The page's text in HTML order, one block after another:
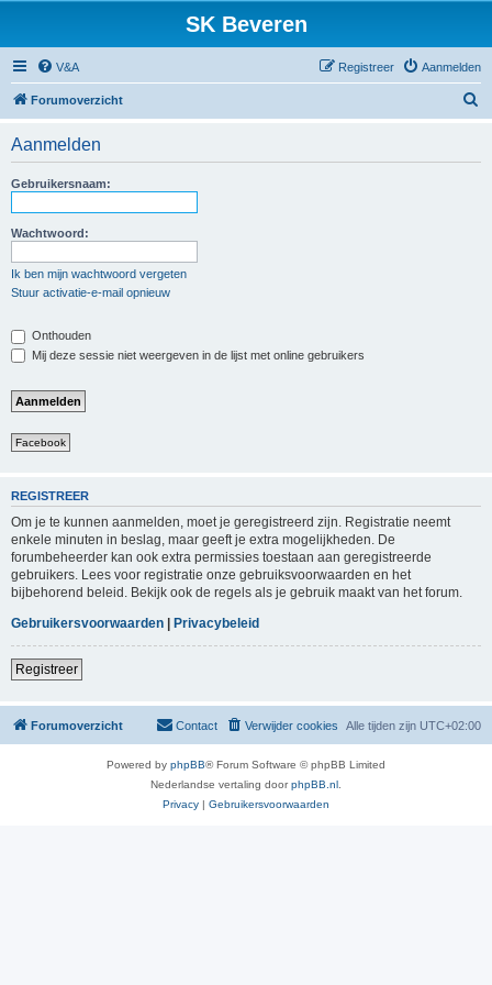
SK Beveren
V&A Aanmelden
Registreer
Forumoverzicht
Aanmelden
Gebruikersnaam:
Wachtwoord:
Ik ben mijn wachtwoord vergeten
Stuur activatie-e-mail opnieuw
Onthouden
Mij deze sessie niet weergeven in de lijst met online gebruikers
Facebook
REGISTREER
Om je te kunnen aanmelden, moet je geregistreerd zijn. Registratie neemt
enkele minuten in beslag, maar geeft je extra mogelijkheden. De
forumbeheerder kan ook extra permissies toestaan aan geregistreerde
gebruikers. Lees voor registratie onze gebruiksvoorwaarden en het
bijbehorend beleid. Bekijk ook de regels als je gebruik maakt van het forum.
Gebruikersvoorwaarden | Privacybeleid
Registreer
Forumoverzicht Alle tijden zijn UTC+02:00
Verwijder cookies
Contact
Powered by phpBB® Forum Software © phpBB Limited
Nederlandse vertaling doorphpBB.nl
Privacy | Gebruikersvoorwaarden